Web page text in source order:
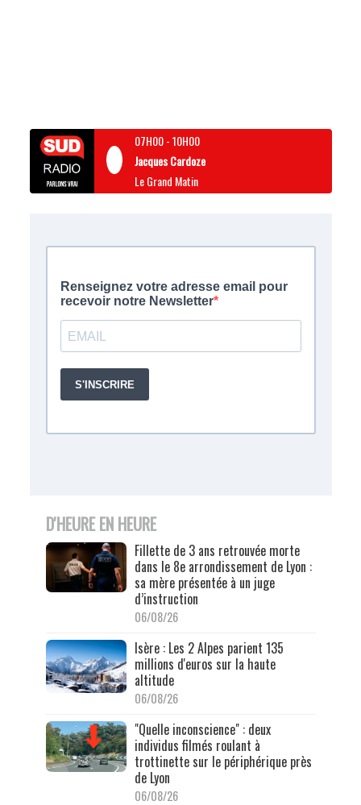
07H00-10H00
Jacques Cardoze
Le Grand Matin
D'HEURE EN HEURE
Fillette de 3 ans retrouvée morte
dans le 8e arrondissement de Lyon :
sa mère présentée à un juge
d’instruction
06/08/26
Isère : Les 2 Alpes parient 135
millions d'euros sur la haute
altitude
06/08/26
"Quelle inconscience" : deux
individus filmés roulant à
trottinette sur le périphérique près
de Lyon
06/08/26